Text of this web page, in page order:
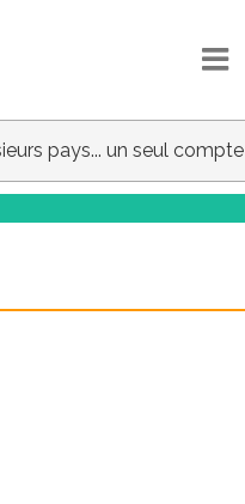
pays... un seul compte